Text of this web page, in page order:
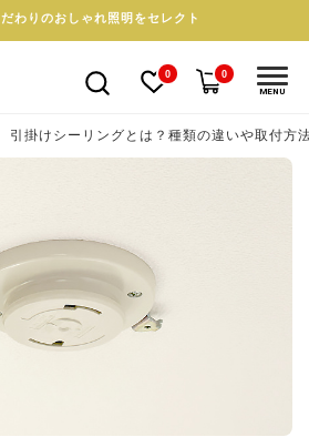
わりのおしゃれ照明をセレクト
0 0
MENU
引掛けシーリングとは？種類の違いや取付方